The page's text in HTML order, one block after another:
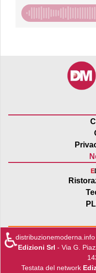
Edizioni Srl - Via G.
Testata del network